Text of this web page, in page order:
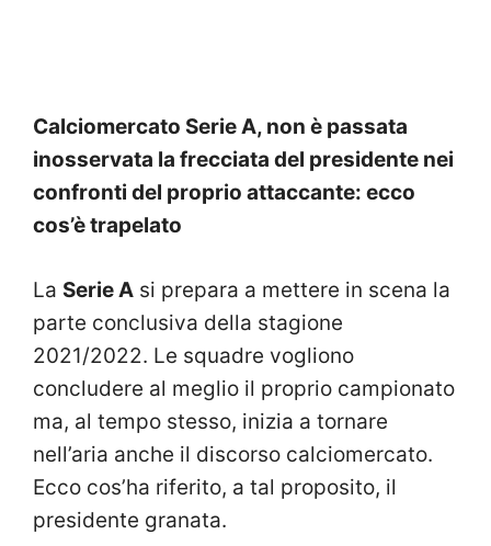
Calciomercato Serie A, non è passata
inosservata la frecciata del presidente nei
confronti del proprio attaccante: ecco
cos’è trapelato
La Serie A si prepara a mettere in scena la
parte conclusiva della stagione
2021/2022. Le squadre vogliono
concludere al meglio il proprio campionato
ma, al tempo stesso, inizia a tornare
nell’aria anche il discorso calciomercato.
Ecco cos’ha riferito, a tal proposito, il
presidente granata.